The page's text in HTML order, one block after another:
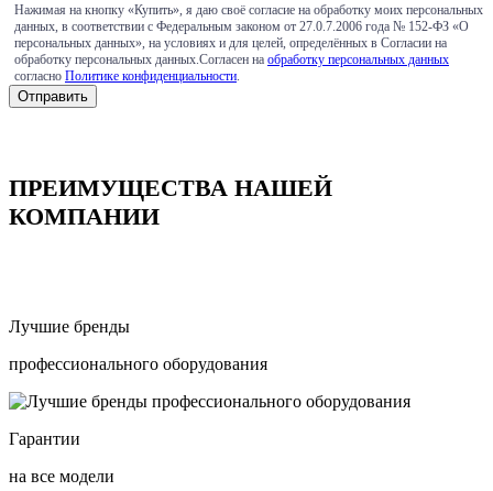
Нажимая на кнопку «Купить», я даю своё согласие на обработку моих персональных
данных, в соответствии с Федеральным законом от 27.0.7.2006 года № 152-ФЗ «О
персональных данных», на условиях и для целей, определённых в Согласии на
обработку персональных данных.Согласен на обработку персональных данных
согласно Политике конфиденциальности
ПРЕИМУЩЕСТВА НАШЕЙ
КОМПАНИИ
Лучшие бренды
профессионального оборудования
Гарантии
на все модели